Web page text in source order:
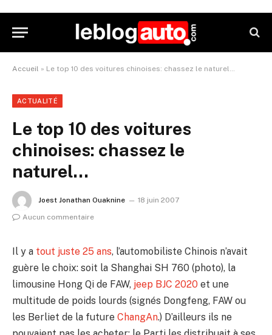
Accueil » Le top 10 des voitures chinoises: chassez le naturel…
ACTUALITÉ
Le top 10 des voitures
chinoises: chassez le
naturel…
Joest Jonathan Ouaknine
18 juin 2007
Aucun commentaire
Il y a tout juste 25 ans, l’automobiliste Chinois n’avait
guère le choix: soit la Shanghai SH 760 (photo), la
limousine Hong Qi de FAW, jeep BJC 2020 et une
multitude de poids lourds (signés Dongfeng, FAW ou
les Berliet de la future ChangAn.) D’ailleurs ils ne